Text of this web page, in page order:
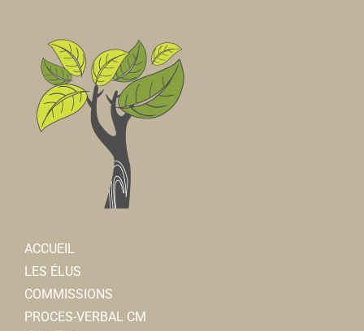
ACCUEIL
LES ÉLUS
COMMISSIONS
PROCES-VERBAL CM